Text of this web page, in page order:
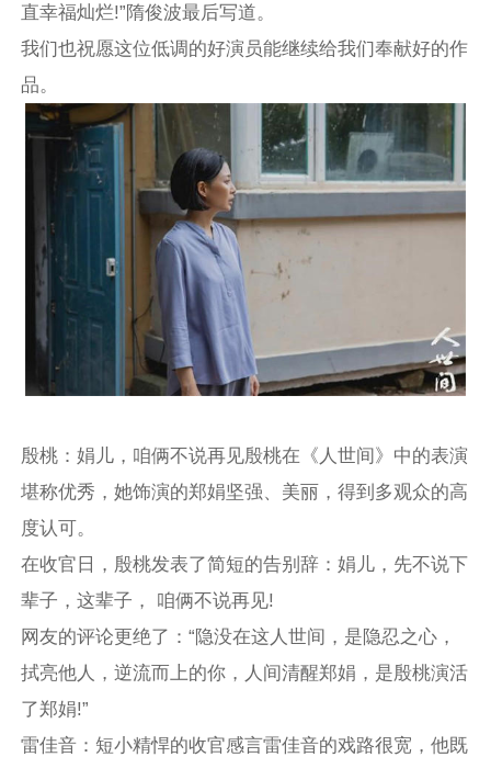
直幸福灿烂!”隋俊波最后写道。
我们也祝愿这位低调的好演员能继续给我们奉献好的作
品。
殷桃：娟儿，咱俩不说再见殷桃在《人世间》中的表演
堪称优秀，她饰演的郑娟坚强、美丽，得到多观众的高
度认可。
在收官日，殷桃发表了简短的告别辞：娟儿，先不说下
辈子，这辈子， 咱俩不说再见!
网友的评论更绝了：“隐没在这人世间，是隐忍之心，
拭亮他人，逆流而上的你，人间清醒郑娟，是殷桃演活
了郑娟!”
雷佳音：短小精悍的收官感言雷佳音的戏路很宽，他既